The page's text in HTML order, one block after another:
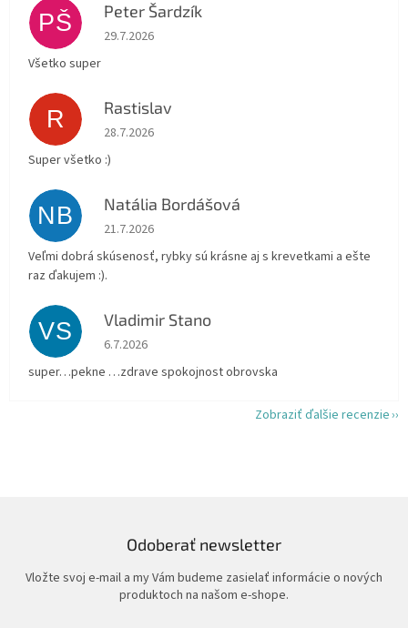
PŠ Peter Šardzík
Hodnotenie obchodu je 5 z 5 hviezdičiek.
29.7.2026
Všetko super
R Rastislav
Hodnotenie obchodu je 5 z 5 hviezdičiek.
28.7.2026
Super všetko :)
NB Natália Bordášová
Hodnotenie obchodu je 5 z 5 hviezdičiek.
21.7.2026
Veľmi dobrá skúsenosť, rybky sú krásne aj s krevetkami a ešte
raz ďakujem :).
VS Vladimir Stano
Hodnotenie obchodu je 5 z 5 hviezdičiek.
6.7.2026
super…pekne …zdrave spokojnost obrovska
Zobraziť ďalšie recenzie
Odoberať newsletter
Vložte svoj e-mail a my Vám budeme zasielať informácie o nových
produktoch na našom e-shope.